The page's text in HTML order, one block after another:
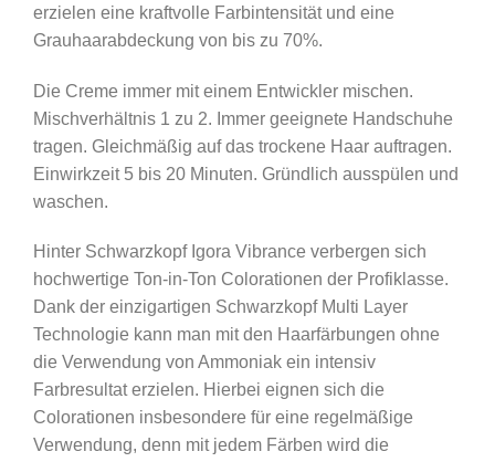
erzielen eine kraftvolle Farbintensität und eine
Grauhaarabdeckung von bis zu 70%.
Die Creme immer mit einem Entwickler mischen.
Mischverhältnis 1 zu 2. Immer geeignete Handschuhe
tragen. Gleichmäßig auf das trockene Haar auftragen.
Einwirkzeit 5 bis 20 Minuten. Gründlich ausspülen und
waschen.
Hinter Schwarzkopf Igora Vibrance verbergen sich
hochwertige Ton-in-Ton Colorationen der Profiklasse.
Dank der einzigartigen Schwarzkopf Multi Layer
Technologie kann man mit den Haarfärbungen ohne
die Verwendung von Ammoniak ein intensiv
Farbresultat erzielen. Hierbei eignen sich die
Colorationen insbesondere für eine regelmäßige
Verwendung, denn mit jedem Färben wird die